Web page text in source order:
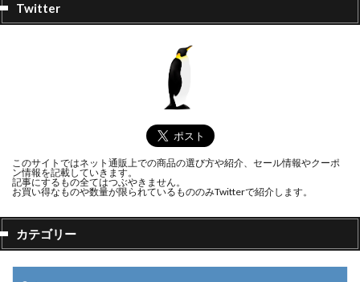
Twitter
このサイトではネット通販上での商品の選び方や紹介、セール情報やクーポ
ン情報を記載していきます。
記事にするもの全てはつぶやきません。
お買い得なものや数量が限られているもののみTwitterで紹介します。
カテゴリー